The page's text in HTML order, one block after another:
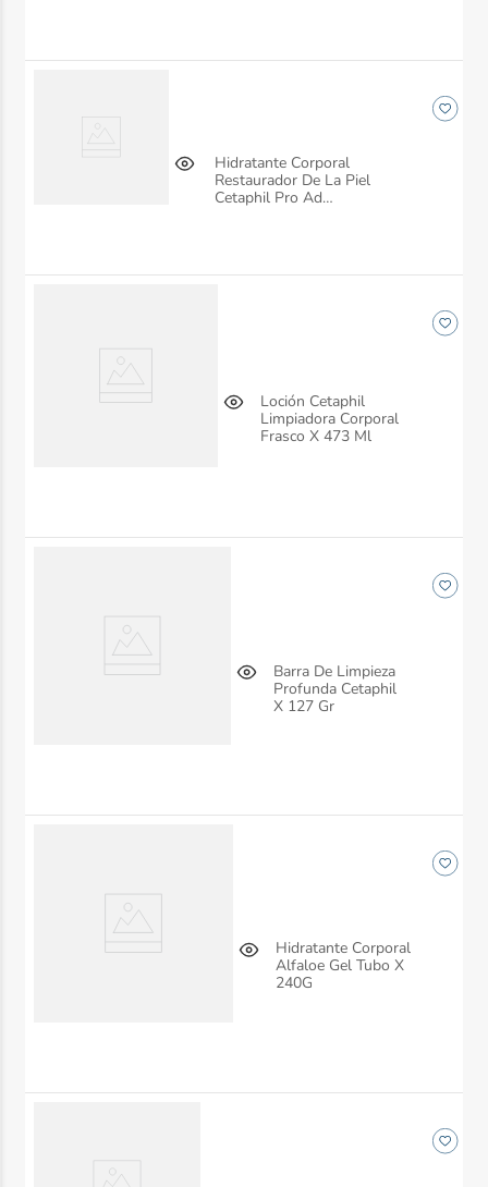
Hidratante Corporal
Restaurador De La Piel
Cetaphil Pro Ad
Loción Cetaphil
Limpiadora Corporal
Frasco X 473 Ml
Barra De Limpieza
Profunda Cetaphil
X 127 Gr
Hidratante Corporal
Alfaloe Gel Tubo X
240G